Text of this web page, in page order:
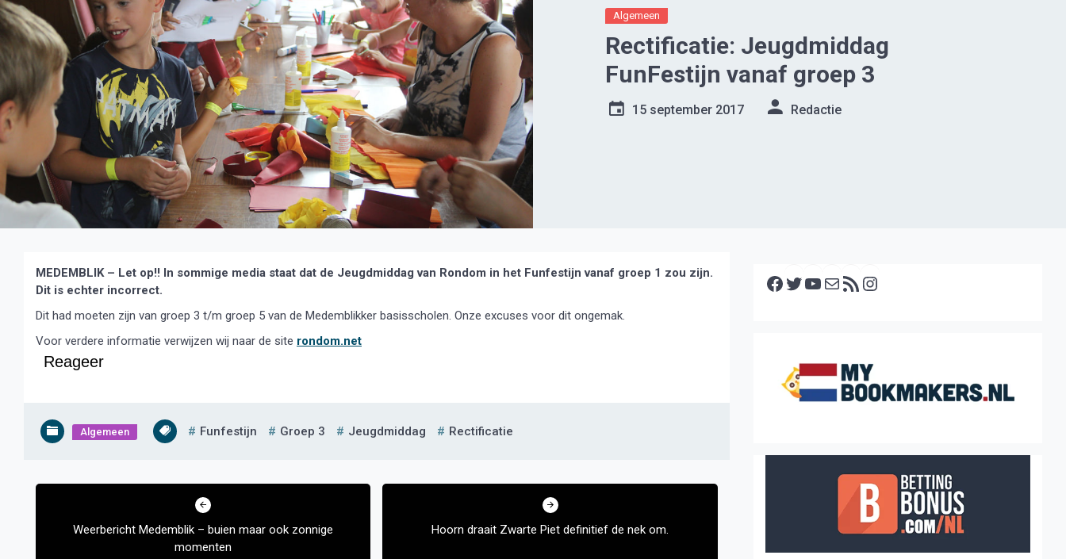
Algemeen
Rectificatie: Jeugdmiddag
FunFestijn vanaf groep 3
15 september 2017 Redactie
MEDEMBLIK – Let op!! In sommige media staat dat de Jeugdmiddag van Rondom in het Funfestijn vanaf groep 1 zou zijn.
Dit is echter incorrect.
Dit had moeten zijn van groep 3 t/m groep 5 van de Medemblikker basisscholen. Onze excuses voor dit ongemak.
Voor verdere informatie verwijzen wij naar de site rondom.net
Reageer
Algemeen Funfestijn Groep 3 Jeugdmiddag Rectificatie
Bericht
Weerbericht Medemblik – buien maar ook zonnige
momenten
Hoorn draait Zwarte Piet definitief de nek om.
Facebook Twitter YouTube E-mail RSS feed